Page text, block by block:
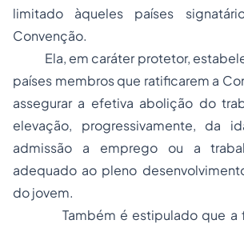
limitado àqueles países
Convenção.
Ela, em caráter protetor,
países membros que ratificarem a
assegurar a efetiva abolição do
elevação, progressivamente, da
admissão a emprego ou a
adequado ao pleno
do jovem.
Também é estipulado que a